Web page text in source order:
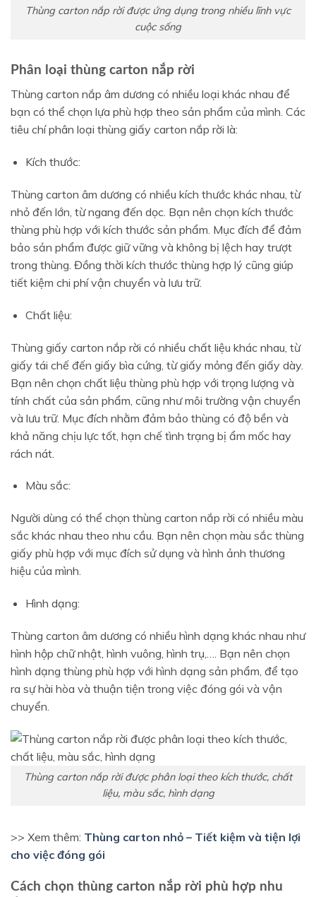
Thùng carton nắp rời được ứng dụng trong nhiều lĩnh vực
cuộc sống
Phân loại thùng carton nắp rời
Thùng carton nắp âm dương có nhiều loại khác nhau để
bạn có thể chọn lựa phù hợp theo sản phẩm của mình. Các
tiêu chí phân loại thùng giấy carton nắp rời là:
Kích thước:
Thùng carton âm dương có nhiều kích thước khác nhau, từ
nhỏ đến lớn, từ ngang đến dọc. Bạn nên chọn kích thước
thùng phù hợp với kích thước sản phẩm. Mục đích để đảm
bảo sản phẩm được giữ vững và không bị lệch hay trượt
trong thùng. Đồng thời kích thước thùng hợp lý cũng giúp
tiết kiệm chi phí vận chuyển và lưu trữ.
Chất liệu:
Thùng giấy carton nắp rời có nhiều chất liệu khác nhau, từ
giấy tái chế đến giấy bìa cứng, từ giấy mỏng đến giấy dày.
Bạn nên chọn chất liệu thùng phù hợp với trọng lượng và
tính chất của sản phẩm, cũng như môi trường vận chuyển
và lưu trữ. Mục đích nhằm đảm bảo thùng có độ bền và
khả năng chịu lực tốt, hạn chế tình trạng bị ẩm mốc hay
rách nát.
Màu sắc:
Người dùng có thể chọn thùng carton nắp rời có nhiều màu
sắc khác nhau theo nhu cầu. Bạn nên chọn màu sắc thùng
giấy phù hợp với mục đích sử dụng và hình ảnh thương
hiệu của mình.
Hình dạng:
Thùng carton âm dương có nhiều hình dạng khác nhau như
hình hộp chữ nhật, hình vuông, hình trụ,…. Bạn nên chọn
hình dạng thùng phù hợp với hình dạng sản phẩm, để tạo
ra sự hài hòa và thuận tiện trong việc đóng gói và vận
chuyển.
Thùng carton nắp rời được phân loại theo kích thước, chất
liệu, màu sắc, hình dạng
>> Xem thêm: Thùng carton nhỏ – Tiết kiệm và tiện lợi
cho việc đóng gói
Cách chọn thùng carton nắp rời phù hợp nhu